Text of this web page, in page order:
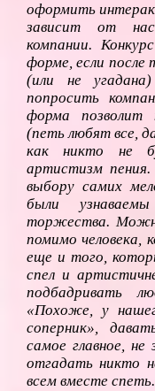
оформить
зависит от
компании.
форме, если после
(или не
попросить
форма позволит
(петь любят все,
как никто не
артистизм
выбору самих
были
торжества.
помимо человека,
еще и того,
спел и
подбадривать
«Похоже, у
соперник»,
самое главное, не
отгадать никто
всем вместе спеть.